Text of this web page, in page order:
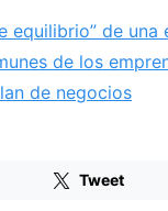
equilibrio” de una
de los
de negocios
Tweet